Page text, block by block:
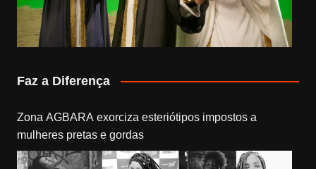
Faz a Diferença
Zona AGBARA exorciza esteriótipos impostos a
mulheres pretas e gordas